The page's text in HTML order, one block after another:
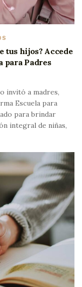
tus hijos? Accede
para Padres
invitó a madres,
Escuela para
para brindar
integral de niñas,